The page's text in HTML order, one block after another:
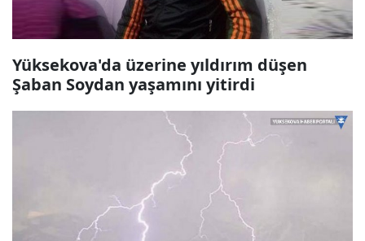
Yüksekova'da üzerine yıldırım düşen
Şaban Soydan yaşamını yitirdi